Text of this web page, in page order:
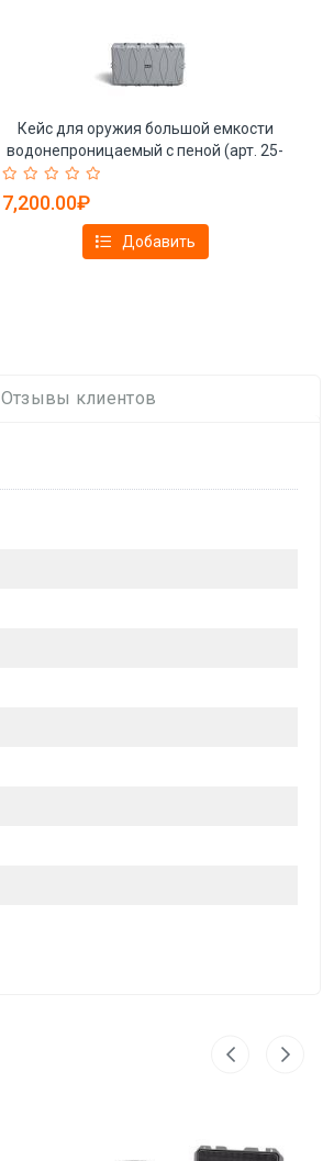
Кейс для оружия большой емкости
водонепроницаемый с пеной (арт. 25-
7,200.00₽
Добавить
Отзывы клиентов